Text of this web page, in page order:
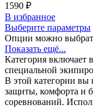
1590 ₽
В избранное
Выберите параметры
Опции можно
Показать ещё...
Категория включает
специальной
В этой категории вы
защиты, комфорта и
соревнований.